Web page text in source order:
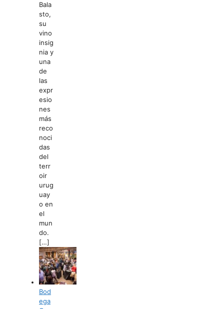
Bala
sto,
su
vino
insig
nia y
una
de
las
expr
esio
nes
más
reco
noci
das
del
terr
oir
urug
uay
o en
el
mun
do.
[…]
Bod
ega